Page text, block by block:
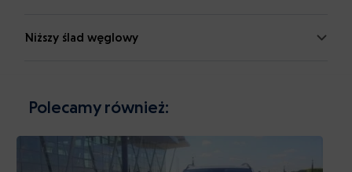
Niższy ślad węglowy
Polecamy również: